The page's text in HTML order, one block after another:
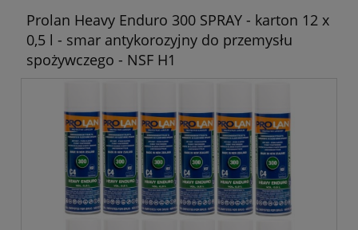
Prolan Heavy Enduro 300 SPRAY - karton 12 x
0,5 l - smar antykorozyjny do przemysłu
spożywczego - NSF H1